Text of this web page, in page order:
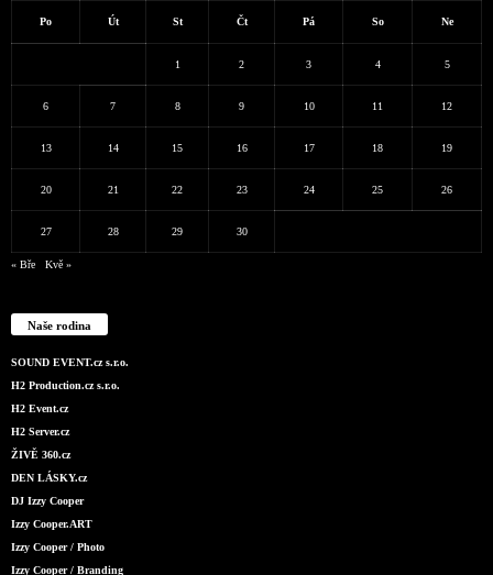
Po Út St Čt Pá So Ne
1 2 3 4 5
6 7 8 9 10 11 12
13 14 15 16 17 18 19
20 21 22 23 24 25 26
27 28 29 30
« Bře Kvě »
Naše rodina
SOUND EVENT.cz s.r.o.
H2 Production.cz s.r.o.
H2 Event.cz
H2 Server.cz
ŽIVĚ 360.cz
DEN LÁSKY.cz
DJ Izzy Cooper
Izzy Cooper.ART
Izzy Cooper / Photo
Izzy Cooper / Branding